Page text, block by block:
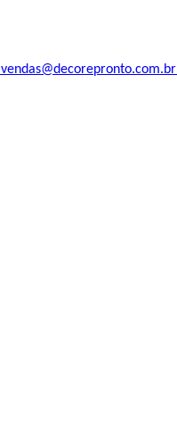
vendas@decorepronto.com.br